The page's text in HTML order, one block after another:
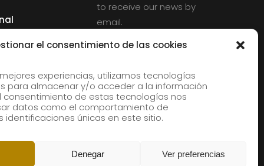
el consentimiento de las cookies
experiencias, utilizamos tecnologías
para almacenar y/o acceder a la información
consentimiento de estas tecnologías nos
datos como el comportamiento de
identificaciones únicas en este sitio.
Denegar Ver preferencias
to receive our news by
email.